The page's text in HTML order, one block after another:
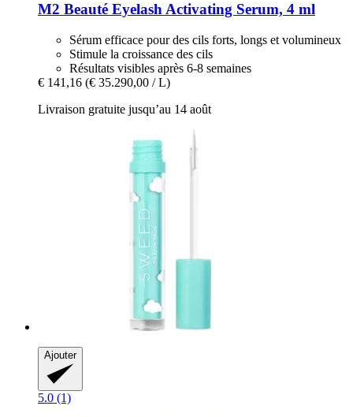
M2 Beauté Eyelash Activating Serum, 4 ml
Sérum efficace pour des cils forts, longs et volumineux
Stimule la croissance des cils
Résultats visibles après 6-8 semaines
€ 141,16 (€ 35.290,00 / L)
Livraison gratuite jusqu’au 14 août
Ajouter
5.0 (1)